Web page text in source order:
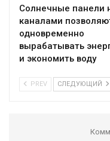
Солнечные панели
каналами
одновременно
вырабатывать
и экономить воду
PREV СЛЕДУЮЩИЙ